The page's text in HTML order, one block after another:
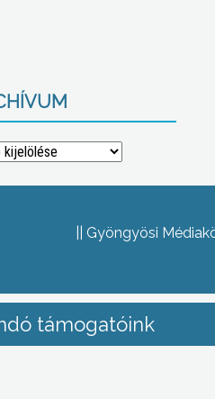
Gyöngyösi
támogatóink